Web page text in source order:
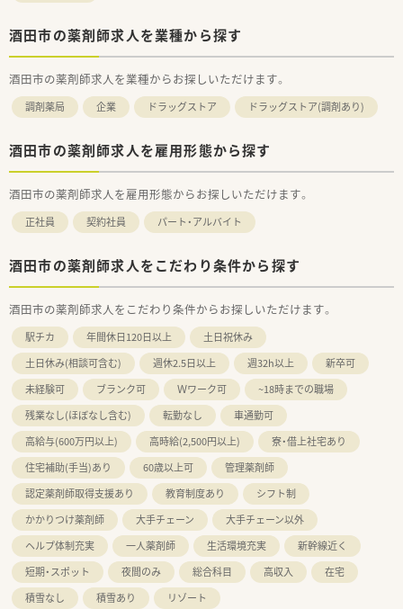
酒田市の薬剤師求人を業種から探す
酒田市の薬剤師求人を業種からお探しいただけます。
調剤薬局 企業 ドラッグストア ドラッグストア(調剤あり)
酒田市の薬剤師求人を雇用形態から探す
酒田市の薬剤師求人を雇用形態からお探しいただけます。
正社員 契約社員 パート・アルバイト
酒田市の薬剤師求人をこだわり条件から探す
酒田市の薬剤師求人をこだわり条件からお探しいただけます。
駅チカ 年間休日120日以上
土日祝休み
土日休み(相談可含む)
週休2.5日以上 週32h以上
新卒可
未経験可
ブランク可 Ｗワーク可
~18時までの職場
残業なし(ほぼなし含む)
転勤なし
車通勤可
高給与(600万円以上)
高時給(2,500円以上)
寮・借上社宅あり
住宅補助(手当)あり
60歳以上可
管理薬剤師
認定薬剤師取得支援あり
教育制度あり
シフト制
かかりつけ薬剤師
大手チェーン
大手チェーン以外
ヘルプ体制充実
一人薬剤師 生活環境充実
新幹線近く
短期・スポット
夜間のみ 総合科目 高収入
在宅
積雪なし
積雪あり リゾート